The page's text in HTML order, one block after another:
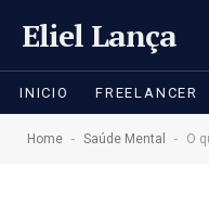
Eliel Lança
INICIO FREELANCER
Home - Saúde Mental - O